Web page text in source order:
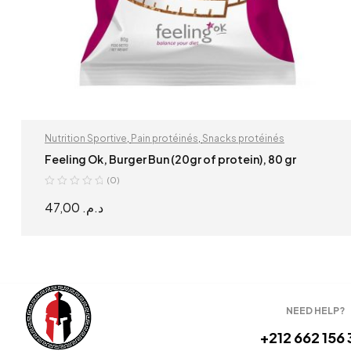
Nutrition Sportive, Pain protéinés, Snacks protéinés
Feeling Ok, Burger Bun (20gr of protein), 80 gr
(0)
د.م.
NEED HELP?
+212 662 156